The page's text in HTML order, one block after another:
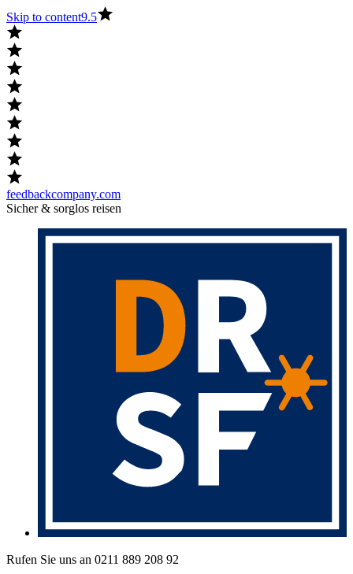
Skip to content9.5
feedbackcompany.com
Sicher & sorglos reisen
Rufen Sie uns an 0211 889 208 92